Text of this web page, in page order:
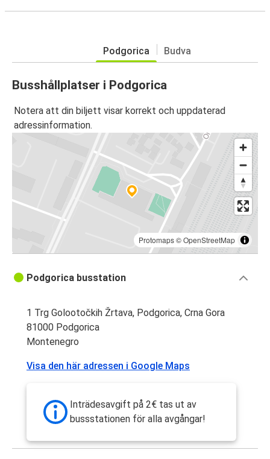
Podgorica Budva
Busshållplatser i Podgorica
Notera att din biljett visar korrekt och uppdaterad
adressinformation.
Protomaps©OpenStreetMap
Podgorica busstation
1 Trg Golootočkih Žrtava, Podgorica, Crna Gora
81000 Podgorica
Montenegro
Visa den här adressen i Google Maps
Inträdesavgift på 2€ tas ut av
bussstationen för alla avgångar!